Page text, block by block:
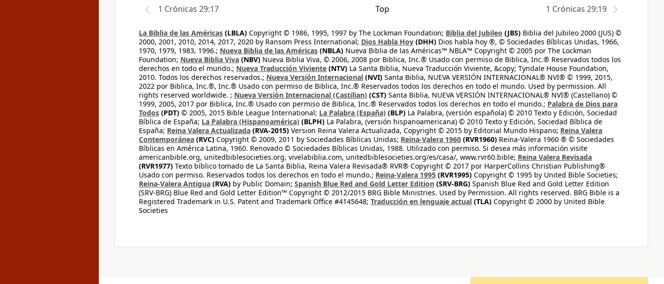
1 Crónicas 29:17
Top 1 Crónicas 29:19
La Biblia de las Américas (LBLA) Copyright © 1986, 1995, 1997 by The Lockman Foundation; Biblia del Jubileo (JBS) Biblia del Jubileo 2000 (JUS) ©
2000, 2001, 2010, 2014, 2017, 2020 by Ransom Press International; Dios Habla Hoy (DHH) Dios habla hoy ®, © Sociedades Bíblicas Unidas, 1966,
1970, 1979, 1983, 1996.; Nueva Biblia de las Américas (NBLA) Nueva Biblia de las Américas™ NBLA™ Copyright © 2005 por The Lockman
Foundation; Nueva Biblia Viva (NBV) Nueva Biblia Viva, © 2006, 2008 por Biblica, Inc.® Usado con permiso de Biblica, Inc.® Reservados todos los
derechos en todo el mundo.; Nueva Traducción Viviente (NTV) La Santa Biblia, Nueva Traducción Viviente, &copy; Tyndale House Foundation,
2010. Todos los derechos reservados.; Nueva Versión Internacional (NVI) Santa Biblia, NUEVA VERSIÓN INTERNACIONAL® NVI® © 1999, 2015,
2022 por Biblica, Inc.®, Inc.® Usado con permiso de Biblica, Inc.® Reservados todos los derechos en todo el mundo. Used by permission. All
rights reserved worldwide. ; Nueva Versión Internacional (Castilian) (CST) Santa Biblia, NUEVA VERSIÓN INTERNACIONAL® NVI® (Castellano) ©
1999, 2005, 2017 por Biblica, Inc.® Usado con permiso de Biblica, Inc.® Reservados todos los derechos en todo el mundo.; Palabra de Dios para
Todos (PDT) © 2005, 2015 Bible League International; La Palabra (España) (BLP) La Palabra, (versión española) © 2010 Texto y Edición, Sociedad
Bíblica de España; La Palabra (Hispanoamérica) (BLPH) La Palabra, (versión hispanoamericana) © 2010 Texto y Edición, Sociedad Bíblica de
España; Reina Valera Actualizada (RVA-2015) Version Reina Valera Actualizada, Copyright © 2015 by Editorial Mundo Hispano; Reina Valera
Contemporánea (RVC) Copyright © 2009, 2011 by Sociedades Bíblicas Unidas; Reina-Valera 1960 (RVR1960) Reina-Valera 1960 ® © Sociedades
Bíblicas en América Latina, 1960. Renovado © Sociedades Bíblicas Unidas, 1988. Utilizado con permiso. Si desea más información visite
americanbible.org, unitedbiblesocieties.org, vivelabiblia.com, unitedbiblesocieties.org/es/casa/, www.rvr60.bible; Reina Valera Revisada
(RVR1977) Texto bíblico tomado de La Santa Biblia, Reina Valera Revisada® RVR® Copyright © 2017 por HarperCollins Christian Publishing®
Usado con permiso. Reservados todos los derechos en todo el mundo.; Reina-Valera 1995 (RVR1995) Copyright © 1995 by United Bible Societies;
Reina-Valera Antigua (RVA) by Public Domain; Spanish Blue Red and Gold Letter Edition (SRV-BRG) Spanish Blue Red and Gold Letter Edition
(SRV-BRG) Blue Red and Gold Letter Edition™ Copyright © 2012/2015 BRG Bible Ministries. Used by Permission. All rights reserved. BRG Bible is a
Registered Trademark in U.S. Patent and Trademark Office #4145648; Traducción en lenguaje actual (TLA) Copyright © 2000 by United Bible
Societies